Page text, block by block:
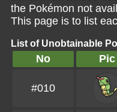
the Pokémon not
This page is to list
List of Unobtainable
No Pic
#010